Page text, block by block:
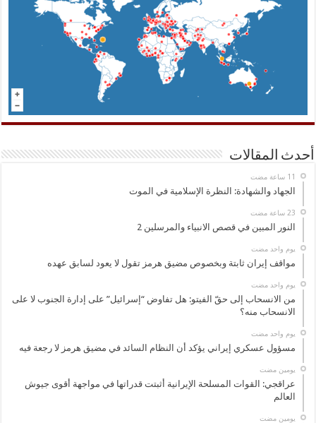
أحدث المقالات
الجهاد والشهادة: النظرة الإسلامية في الموت
النور المبين في قصص الانبياء والمرسلين 2
‏يوم واحد مضت
مواقف إيران ثابتة وبخصوص مضيق هرمز تقول لا يعود لسابق عهده
‏يوم واحد مضت
من الانسحاب إلى حقّ الفيتو: هل تفاوض “إسرائيل” على إدارة الجنوب لا على
الانسحاب منه؟
‏يوم واحد مضت
مسؤول عسكري إيراني يؤكد أن النظام السائد في مضيق هرمز لا رجعة فيه
‏يومين مضت
عراقجي: القوات المسلحة الإيرانية أثبتت قدراتها في مواجهة أقوى جيوش
العالم
‏يومين مضت